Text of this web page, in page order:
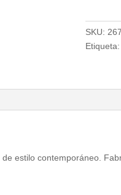
SKU:
estilo contemporáneo.